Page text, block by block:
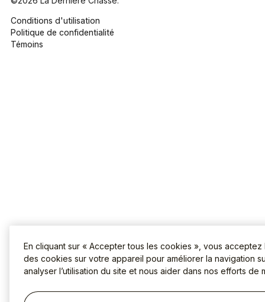
Conditions d'utilisation
Politique de confidentialité
Témoins
En cliquant sur « Accepter tous les cookies », vous
des cookies sur votre appareil pour améliorer la navigation
analyser l’utilisation du site et nous aider dans nos efforts de